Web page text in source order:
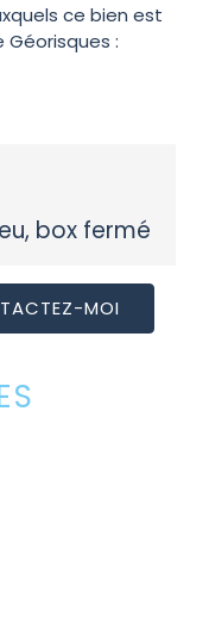
ce bien est
:
box fermé
MOI